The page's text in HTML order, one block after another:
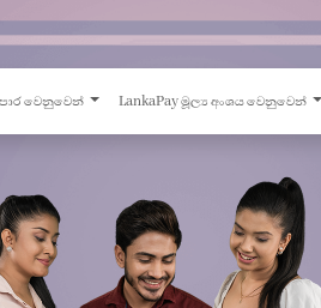
වෙනුවෙන් LankaPay මූල්‍ය අංශය වෙනුවෙන්